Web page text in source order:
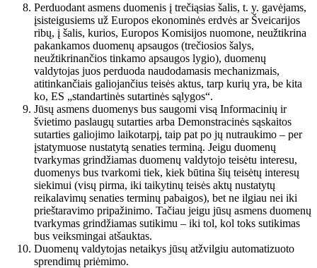
Perduodant asmens duomenis į trečiąsias šalis, t. y. gavėjams,
įsisteigusiems už Europos ekonominės erdvės ar Šveicarijos
ribų, į šalis, kurios, Europos Komisijos nuomone, neužtikrina
pakankamos duomenų apsaugos (trečiosios šalys,
neužtikrinančios tinkamo apsaugos lygio), duomenų
valdytojas juos perduoda naudodamasis mechanizmais,
atitinkančiais galiojančius teisės aktus, tarp kurių yra, be kita
ko, ES „standartinės sutartinės sąlygos“.
Jūsų asmens duomenys bus saugomi visą Informacinių ir
švietimo paslaugų sutarties arba Demonstracinės sąskaitos
sutarties galiojimo laikotarpį, taip pat po jų nutraukimo – per
įstatymuose nustatytą senaties terminą. Jeigu duomenų
tvarkymas grindžiamas duomenų valdytojo teisėtu interesu,
duomenys bus tvarkomi tiek, kiek būtina šių teisėtų interesų
siekimui (visų pirma, iki taikytinų teisės aktų nustatytų
reikalavimų senaties terminų pabaigos), bet ne ilgiau nei iki
prieštaravimo pripažinimo. Tačiau jeigu jūsų asmens duomenų
tvarkymas grindžiamas sutikimu – iki tol, kol toks sutikimas
bus veiksmingai atšauktas.
Duomenų valdytojas netaikys jūsų atžvilgiu automatizuoto
sprendimų priėmimo.